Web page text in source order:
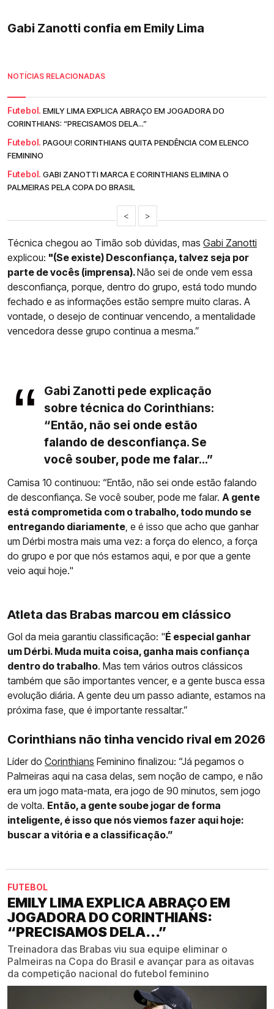
Gabi Zanotti confia em Emily Lima
NOTÍCIAS RELACIONADAS
Futebol. EMILY LIMA EXPLICA ABRAÇO EM JOGADORA DO
CORINTHIANS: “PRECISAMOS DELA...”
Futebol. PAGOU! CORINTHIANS QUITA PENDÊNCIA COM ELENCO
FEMININO
Futebol. GABI ZANOTTI MARCA E CORINTHIANS ELIMINA O
PALMEIRAS PELA COPA DO BRASIL
< >
Técnica chegou ao Timão sob dúvidas, mas Gabi Zanotti
explicou: "(Se existe) Desconfiança, talvez seja por
parte de vocês (imprensa).Não sei de onde vem essa
desconfiança, porque, dentro do grupo, está todo mundo
fechado e as informações estão sempre muito claras. A
vontade, o desejo de continuar vencendo, a mentalidade
vencedora desse grupo continua a mesma.”
Gabi Zanotti pede explicação
sobre técnica do Corinthians:
“Então, não sei onde estão
falando de desconfiança. Se
você souber, pode me falar...”
Camisa 10 continuou: “Então, não sei onde estão falando
de desconfiança. Se você souber, pode me falar. A gente
está comprometida com o trabalho, todo mundo se
entregando diariamente, e é isso que acho que ganhar
um Dérbi mostra mais uma vez: a força do elenco, a força
do grupo e por que nós estamos aqui, e por que a gente
veio aqui hoje."
Atleta das Brabas marcou em clássico
Gol da meia garantiu classificação: "É especial ganhar
um Dérbi. Muda muita coisa, ganha mais confiança
dentro do trabalho. Mas tem vários outros clássicos
também que são importantes vencer, e a gente busca essa
evolução diária. A gente deu um passo adiante, estamos na
próxima fase, que é importante ressaltar.”
Corinthians não tinha vencido rival em 2026
Líder do Corinthians Feminino finalizou: “Já pegamos o
Palmeiras aqui na casa delas, sem noção de campo, e não
era um jogo mata-mata, era jogo de 90 minutos, sem jogo
de volta. Então, a gente soube jogar de forma
inteligente, é isso que nós viemos fazer aqui hoje:
buscar a vitória e a classificação.”
FUTEBOL
EMILY LIMA EXPLICA ABRAÇO EM
JOGADORA DO CORINTHIANS:
“PRECISAMOS DELA...”
Treinadora das Brabas viu sua equipe eliminar o
Palmeiras na Copa do Brasil e avançar para as oitavas
da competição nacional do futebol feminino